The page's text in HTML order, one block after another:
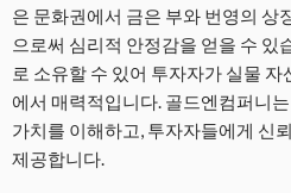
은 문화권에서 금은 부와 번영의 상
으로써 심리적 안정감을 얻을 수 있
로 소유할 수 있어 투자자가 실물
에서 매력적입니다. 골드엔컴퍼니
가치를 이해하고, 투자자들에게 신
제공합니다.